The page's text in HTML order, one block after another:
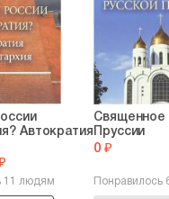
Автократия
11 людям
Священное
Пруссии
0 ₽
Понравилось